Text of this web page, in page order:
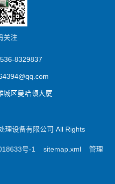
关注
8329837
城区曼哈顿大厦
理设备有限公司 All Rights
号-1 sitemap.xml 管理